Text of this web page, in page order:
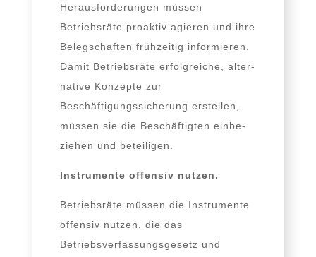
Herausforderungen müs­sen
Betriebsräte pro­ak­tiv agie­ren und ihre
Belegschaften früh­zei­tig infor­mie­ren.
Damit Betriebsräte erfolg­rei­che, alter­
na­ti­ve Konzepte zur
Beschäftigungssicherung erstel­len,
müs­sen sie die Beschäftigten ein­be­
zie­hen und beteiligen.
Instrumente offen­siv nutzen.
Betriebsräte müs­sen die Instrumente
offen­siv nut­zen, die das
Betriebsverfassungsgesetz und